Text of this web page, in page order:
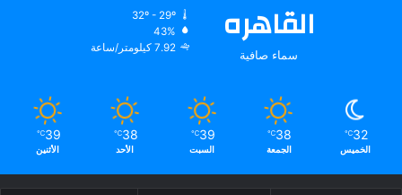
القاهره
سماء صافية
32º - 29º
43%
7.92 كيلومتر/ساعة
32
℃
الخميس
38
℃
الجمعة
39
℃
السبت
38
℃
الأحد
39
℃
الأثنين